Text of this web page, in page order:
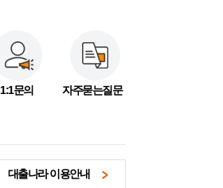
1:1문의 자주묻는질문
대출나라 이용안내